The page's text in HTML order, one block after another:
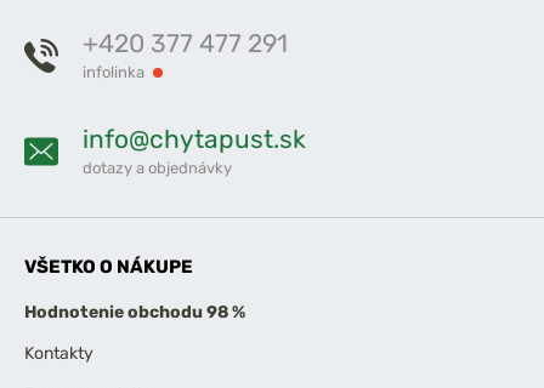
+420 377 477 291
infolinka
info@chytapust.sk
dotazy a objednávky
VŠETKO O NÁKUPE
Hodnotenie obchodu 98 %
Kontakty